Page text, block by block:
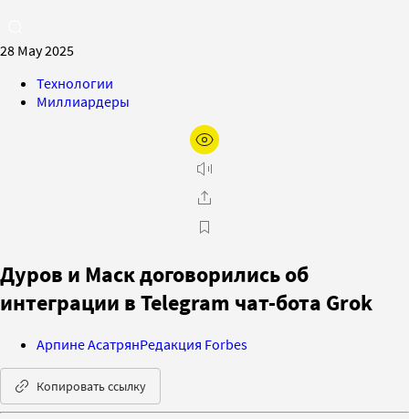
28 May 2025
Технологии
Миллиардеры
Дуров и Маск договорились об
интеграции в Telegram чат-бота Grok
Арпине АсатрянРедакция Forbes
Копировать ссылку